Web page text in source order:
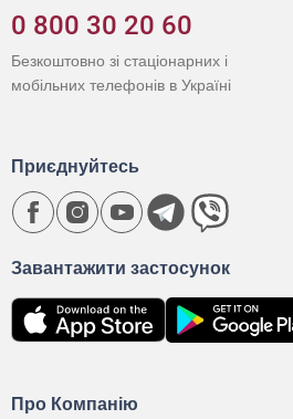
0 800 30 20 60
Безкоштовно зі стаціонарних і
мобільних телефонів в Україні
Про Компанію
Завантажити застосунок
Приєднуйтесь